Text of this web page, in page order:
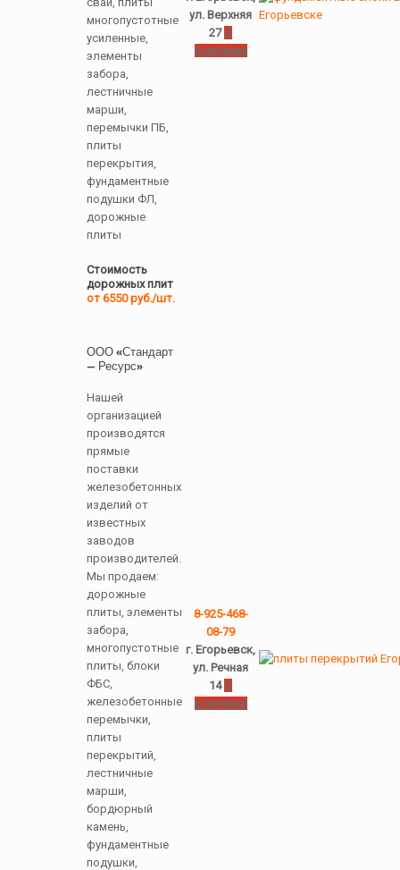
многопустотные
усиленные,
элементы
забора,
лестничные
марши,
перемычки ПБ,
плиты
перекрытия,
фундаментные
подушки ФЛ,
дорожные
плиты
Стоимость
дорожных плит
от 6550 руб./шт.
ул. Верхняя
27 О
компании
ООО «Стандарт
— Ресурс»
Нашей
организацией
производятся
прямые
поставки
железобетонных
изделий от
известных
заводов
производителей.
Мы продаем:
дорожные
плиты, элементы
забора,
многопустотные
плиты, блоки
ФБС,
железобетонные
перемычки,
плиты
перекрытий,
лестничные
марши,
бордюрный
камень,
фундаментные
подушки,
8-925-468-
08-79
г. Егорьевск,
ул. Речная
14 О
компании